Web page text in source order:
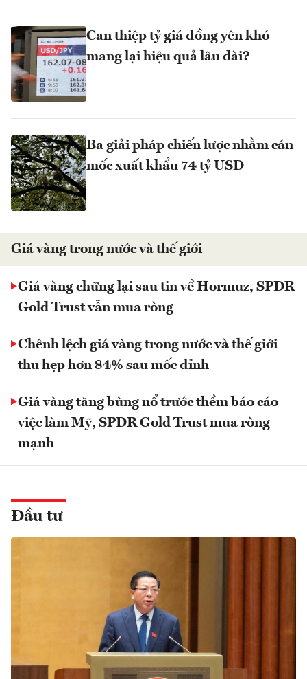
Can thiệp tỷ giá đồng yên khó
mang lại hiệu quả lâu dài?
Ba giải pháp chiến lược nhằm cán
mốc xuất khẩu 74 tỷ USD
Giá vàng trong nước và thế giới
Giá vàng chững lại sau tin về Hormuz, SPDR
Gold Trust vẫn mua ròng
Chênh lệch giá vàng trong nước và thế giới
thu hẹp hơn 84% sau mốc đỉnh
Giá vàng tăng bùng nổ trước thềm báo cáo
việc làm Mỹ, SPDR Gold Trust mua ròng
mạnh
Đầu tư